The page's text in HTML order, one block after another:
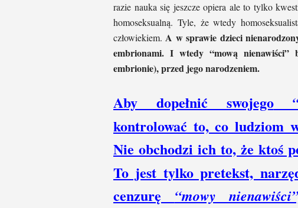
razie nauka się jeszcze opiera ale to tylko
homoseksualną. Tyle, że wtedy
człowiekiem. A w sprawie dzieci
embrionami. I wtedy “mową
embrionie), przed jego narodzeniem.
Aby dopełnić swojego
kontrolować to, co ludziom
Nie obchodzi ich to, że ktoś
To jest tylko pretekst,
cenzurę “mowy